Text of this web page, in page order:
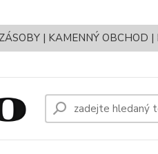
| KAMENNÝ OBCHOD